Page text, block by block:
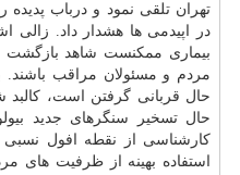
تهران تلقی نمود و درباب
در اپیدمی ها هشدار داد. زالی
بیماری ممکنست شاهد بازگشت
مردم و مسئولان مراقب باشند.
حال قربانی گرفتن است،
حال تسخیر سنگرهای جدید
کارشناسی از نقطه افول نسبی